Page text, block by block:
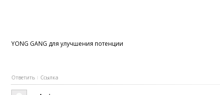
YONG GANG для улучшения потенции
Ответить Ссылка